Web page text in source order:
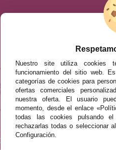
tus puzzles a
Castellón, Ceuta,
Nuestro site utiliza cookies
funcionamiento del sitio web.
categorías de cookies para
ofertas comerciales
nuestra oferta. El usuario
momento, desde el enlace
todas las cookies pulsando
rechazarlas todas o seleccionar
Configuración.